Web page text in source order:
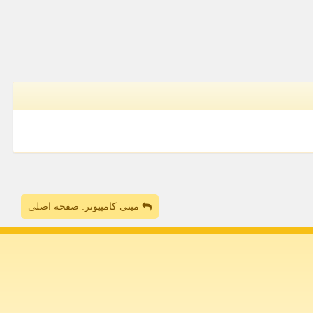
مینی کامپیوتر: صفحه اصلی